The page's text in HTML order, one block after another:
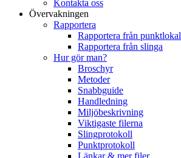
Kontakta oss
Övervakningen
Rapportera
Rapportera från punktlokal
Rapportera från slinga
Hur gör man?
Broschyr
Metoder
Snabbguide
Handledning
Miljöbeskrivning
Viktigaste filerna
Slingprotokoll
Punktprotokoll
Länkar & mer filer